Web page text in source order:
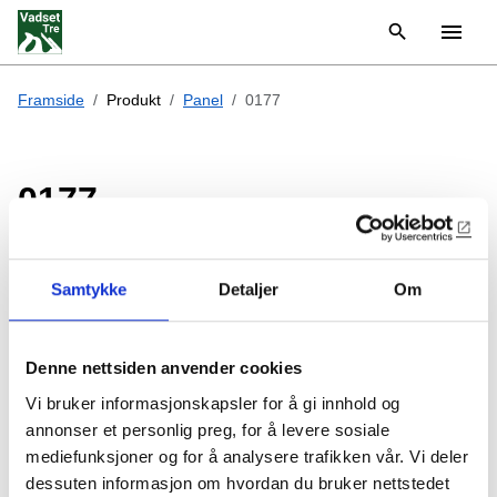
Samtykke Detaljer Om
Denne nettsiden anvender cookies
Vi bruker informasjonskapsler for å gi innhold og
annonser et personlig preg, for å levere sosiale
mediefunksjoner og for å analysere trafikken vår. Vi deler
dessuten informasjon om hvordan du bruker nettstedet
Framside Produkt Panel 0177
0177
7" rundtømmerpanel
6,33 løpemeter per m2
Bestillingvare
Produktet kan lages i mange forskjellige utførelser, men vi